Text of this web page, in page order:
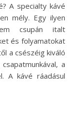
A specialty kávé
mély. Egy ilyen
csupán italt
és folyamatokat
a csészéig kiváló
a
A kávé ráadásul